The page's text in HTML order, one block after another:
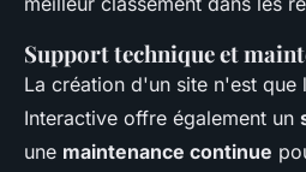
Support technique et
La création d'un site n'est que
Interactive offre également un
une maintenance continue